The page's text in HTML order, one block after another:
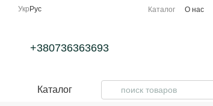
Перейти к основному контенту
Укр Рус Каталог О нас
+380736363693
Каталог